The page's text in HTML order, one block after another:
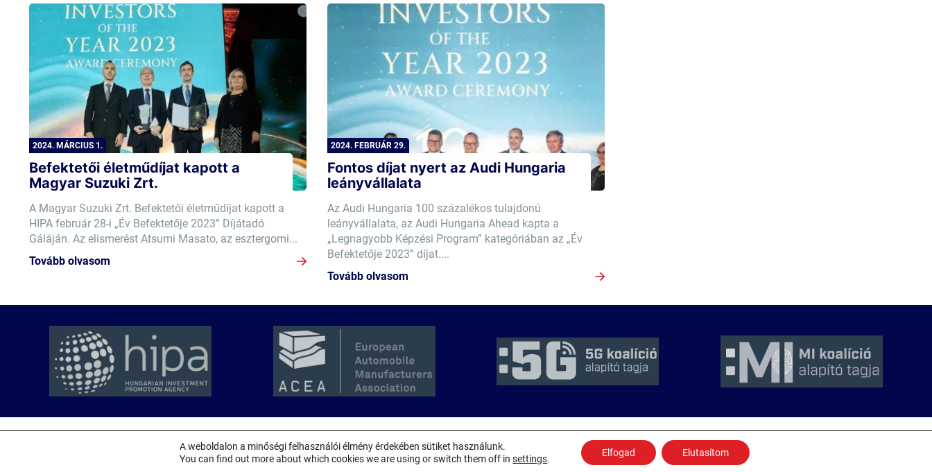
2024. MÁRCIUS 1.
Befektetői életműdíjat kapott a
Magyar Suzuki Zrt.
A Magyar Suzuki Zrt. Befektetői életműdíjat kapott a
HIPA február 28-i „Év Befektetője 2023” Díjátadó
Gáláján. Az elismerést Atsumi Masato, az esztergomi...
Tovább olvasom
2024. FEBRUÁR 29.
Fontos díjat nyert az Audi Hungaria
leányvállalata
Az Audi Hungaria 100 százalékos tulajdonú
leányvállalata, az Audi Hungaria Ahead kapta a
„Legnagyobb Képzési Program” kategóriában az „Év
Befektetője 2023” díjat....
Tovább olvasom
Minden jog fenntartva!A weboldalon a minőségi felhasználói élmény érdekében sütiket használunk.
You can find out more about which cookies we are using or switch them off insettings.
Elfogad Elutasítom